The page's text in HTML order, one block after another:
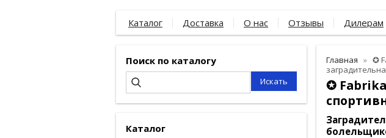
Каталог Доставка О нас Отзывы Дилерам
Поиск по каталогу
Каталог
Главная
✪
✪